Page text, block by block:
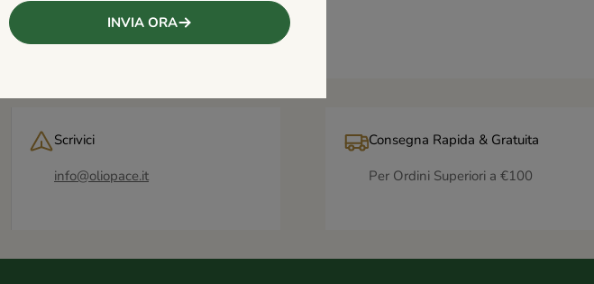
Scrivici
info@oliopace.it
Consegna Rapida & Gratuita
Per Ordini Superiori a €100
INVIA ORA